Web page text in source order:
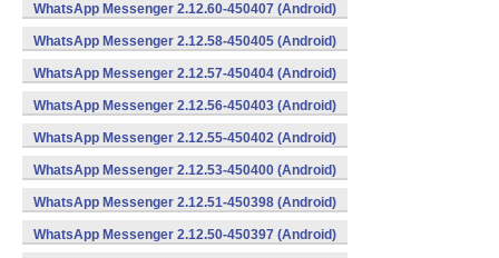
WhatsApp Messenger 2.12.60-450407 (Android)
WhatsApp Messenger 2.12.58-450405 (Android)
WhatsApp Messenger 2.12.57-450404 (Android)
WhatsApp Messenger 2.12.56-450403 (Android)
WhatsApp Messenger 2.12.55-450402 (Android)
WhatsApp Messenger 2.12.53-450400 (Android)
WhatsApp Messenger 2.12.51-450398 (Android)
WhatsApp Messenger 2.12.50-450397 (Android)